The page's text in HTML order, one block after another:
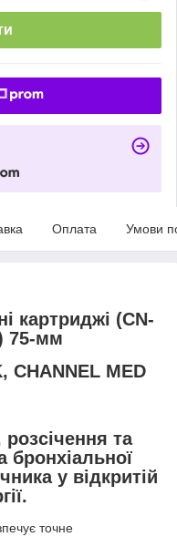
Оплата Умови
картриджі (CN-
75-мм
CHANNEL MED
розсічення та
бронхіальної
у відкритій
точне